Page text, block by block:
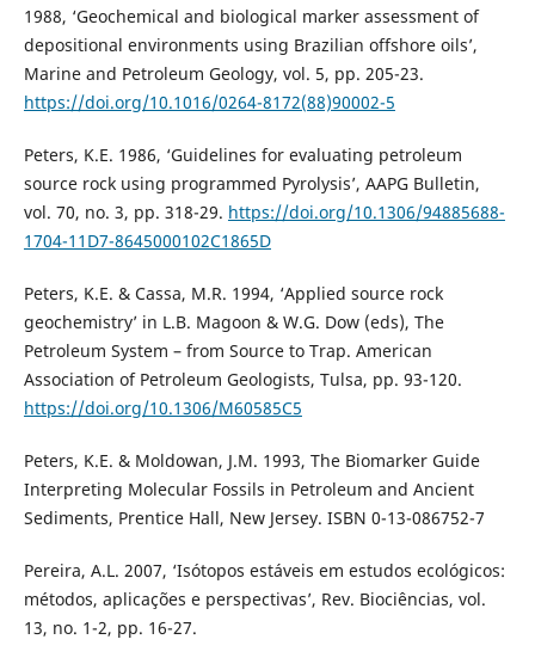
1988, ‘Geochemical and biological marker assessment of
depositional environments using Brazilian offshore oils’,
Marine and Petroleum Geology, vol. 5, pp. 205-23.
https://doi.org/10.1016/0264-8172(88)90002-5
Peters, K.E. 1986, ‘Guidelines for evaluating petroleum
source rock using programmed Pyrolysis’, AAPG Bulletin,
vol. 70, no. 3, pp. 318-29. https://doi.org/10.1306/94885688-
1704-11D7-8645000102C1865D
Peters, K.E. & Cassa, M.R. 1994, ‘Applied source rock
geochemistry’ in L.B. Magoon & W.G. Dow (eds), The
Petroleum System – from Source to Trap. American
Association of Petroleum Geologists, Tulsa, pp. 93-120.
https://doi.org/10.1306/M60585C5
Peters, K.E. & Moldowan, J.M. 1993, The Biomarker Guide
Interpreting Molecular Fossils in Petroleum and Ancient
Sediments, Prentice Hall, New Jersey. ISBN 0-13-086752-7
Pereira, A.L. 2007, ‘Isótopos estáveis em estudos ecológicos:
métodos, aplicações e perspectivas’, Rev. Biociências, vol.
13, no. 1-2, pp. 16-27.